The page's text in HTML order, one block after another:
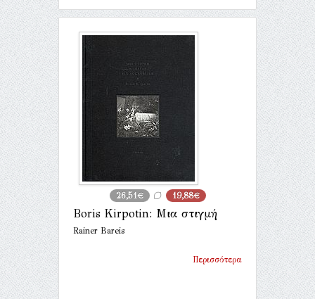
26,51€ 19,88€
Boris Kirpotin: Μια στιγμή
Rainer Bareis
Περισσότερα